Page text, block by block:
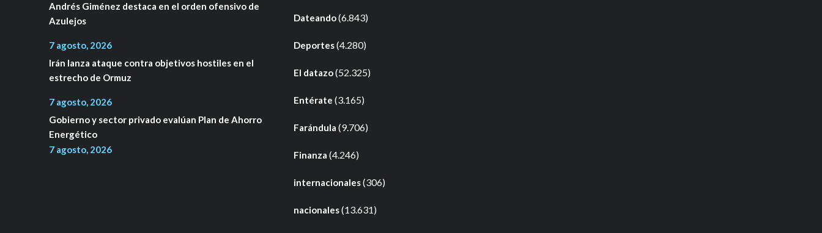
Andrés Giménez destaca en el orden ofensivo de
Azulejos
7 agosto, 2026
Irán lanza ataque contra objetivos hostiles en el
estrecho de Ormuz
7 agosto, 2026
Gobierno y sector privado evalúan Plan de Ahorro
Energético
7 agosto, 2026
Dateando(6.843)
Deportes(4.280)
El datazo(52.325)
Entérate (3.165)
Farándula (9.706)
Finanza (4.246)
internacionales(306)
nacionales(13.631)